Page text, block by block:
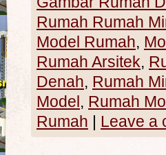
Rumah Rumah
Model Rumah,
Rumah Arsitek,
Denah, Rumah
Model, Rumah
Rumah | Leave a